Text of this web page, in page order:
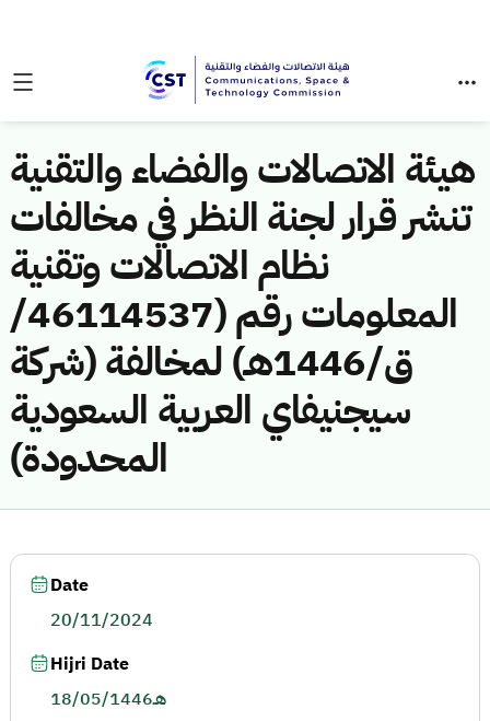
هيئة الاتصالات والفضاء والتقنية
تنشر قرار لجنة النظر في مخالفات
نظام الاتصالات وتقنية
المعلومات رقم (46114537/
ق/1446هـ) لمخالفة (شركة
سيجنيفاي العربية السعودية
المحدودة)
Date
20/11/2024
Hijri Date
18/05/1446هـ